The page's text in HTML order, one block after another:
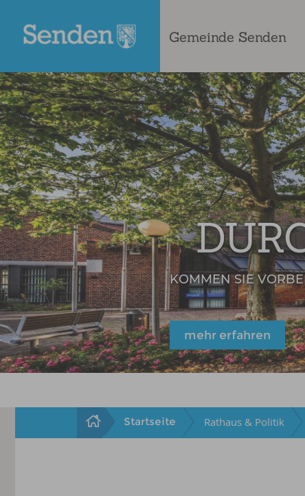
Gemeinde Senden
KOMMEN SIE
mehr erfahren
Startseite Rathaus & Politik